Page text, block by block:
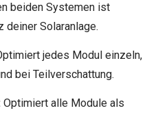
beiden Systemen ist
Solaranlage.
jedes Modul einzeln,
bei Teilverschattung.
Optimiert alle Module als